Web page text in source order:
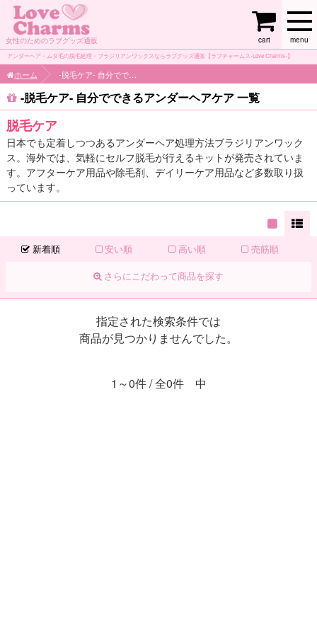
女性のためのラブグッズ通販 menu
cart
アンダーヘア・ムダ毛の脱毛処理・ブラジリアンワックスならラブグッズ通販【ラブチャームス-Love Charms-】
ホーム
-脱毛ケア- 自分でできるアンダーヘアケア 一覧
脱毛ケア
日本でも定着しつつあるアンダーヘア処理方法ブラジリアンワック
ス。海外では、気軽にセルフ脱毛が行えるキットが発売されていま
す。アフターケア用品や除毛剤、デイリーケア用品など多数取り扱
っています。
新着順 安い順 高い順 売筋順
さらにこだわって商品を探す
指定された検索条件では
商品が見つかりませんでした。
1～0件 / 全0件 中